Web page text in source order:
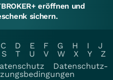
eröffnen und
sichern.
C D E F G H I
J
S T U V W X Y
Z
Datenschutz-